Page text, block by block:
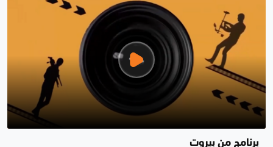
برنامج من بيروت